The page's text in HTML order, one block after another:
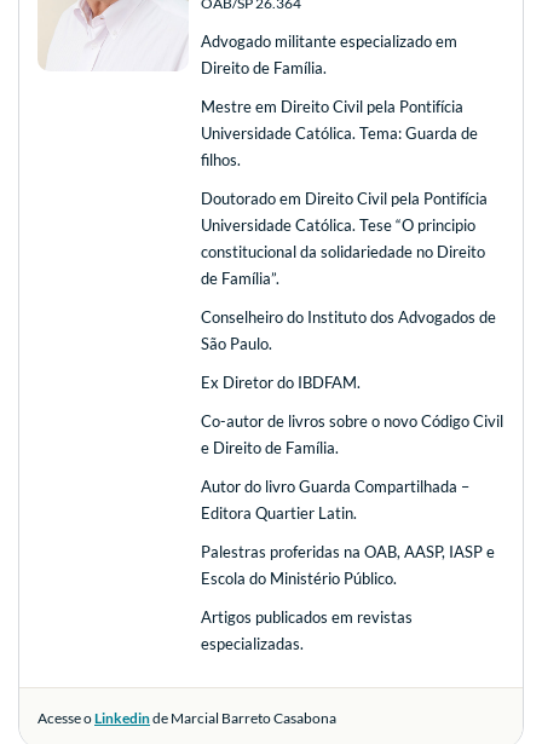
Advogado militante especializado em
Direito de Família.
Mestre em Direito Civil pela Pontifícia
Universidade Católica. Tema: Guarda de
filhos.
Doutorado em Direito Civil pela Pontifícia
Universidade Católica. Tese “O principio
constitucional da solidariedade no Direito
de Família”.
Conselheiro do Instituto dos Advogados de
São Paulo.
Ex Diretor do IBDFAM.
Co-autor de livros sobre o novo Código Civil
e Direito de Família.
Autor do livro Guarda Compartilhada –
Editora Quartier Latin.
Palestras proferidas na OAB, AASP, IASP e
Escola do Ministério Público.
Artigos publicados em revistas
especializadas.
Acesse oLinkedinde Marcial Barreto Casabona